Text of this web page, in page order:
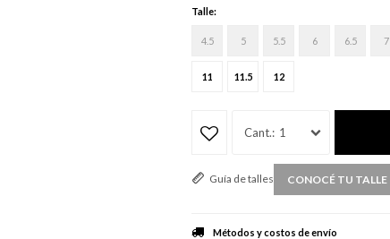
Talle:
4.5 5 5.5 6 6.5 7
11 11.5 12
1
Guía de talles CONOCÉ TU TALLE
Métodos y costos de envío